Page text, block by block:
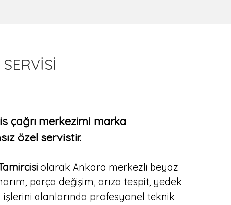
çağrı merkezimi marka
özel servistir.
olarak Ankara merkezli beyaz
parça değişim, arıza tespit, yedek
alanlarında profesyonel teknik